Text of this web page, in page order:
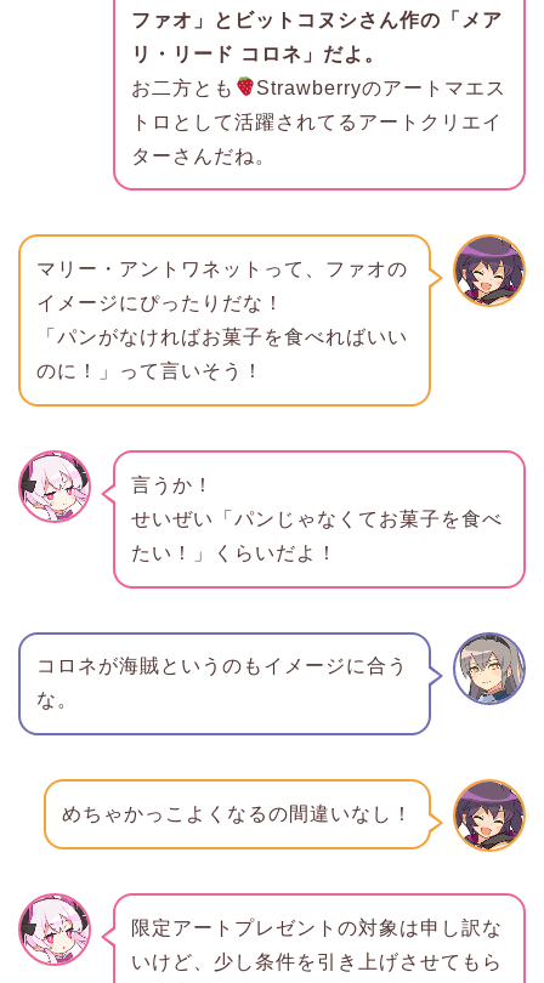
ファオ」とビットコヌシさん作の「メア
リ・リード コロネ」だよ。
お二方とも
Strawberryのアートマエス
トロとして活躍されてるアートクリエイ
ターさんだね。
マリー・アントワネットって、ファオの
イメージにぴったりだな！
「パンがなければお菓子を食べればいい
のに！」って言いそう！
言うか！
せいぜい「パンじゃなくてお菓子を食べ
たい！」くらいだよ！
コロネが海賊というのもイメージに合う
な。
めちゃかっこよくなるの間違いなし！
限定アートプレゼントの対象は申し訳な
いけど、少し条件を引き上げさせてもら